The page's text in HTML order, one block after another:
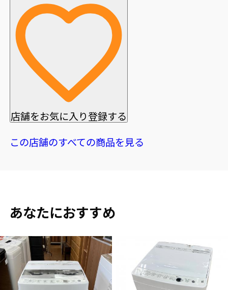
店舗をお気に入り登録する
この店舗のすべての商品を見る
あなたにおすすめ